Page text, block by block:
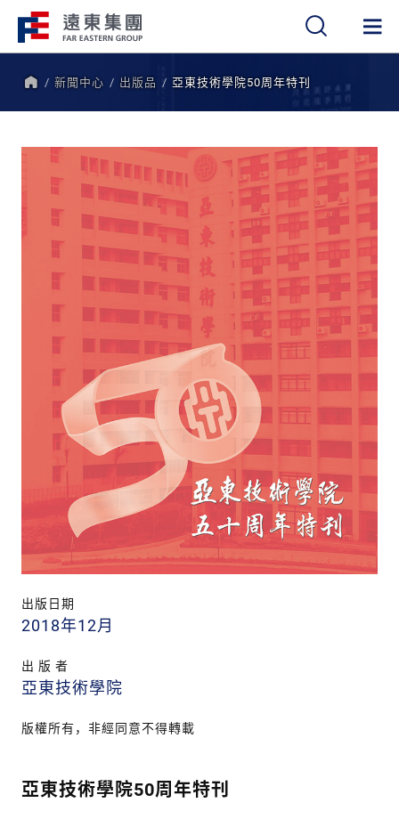
新聞中心 出版品 亞東技術學院50周年特刊
出版日期
2018年12月
出 版 者
亞東技術學院
版權所有，非經同意不得轉載
亞東技術學院50周年特刊